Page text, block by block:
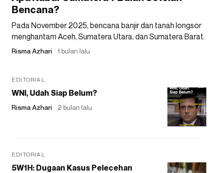
Bencana?
Pada November 2025, bencana banjir dan tanah longsor
menghantam Aceh, Sumatera Utara, dan Sumatera Barat.
Risma Azhari 1 bulan lalu
EDITORIAL
WNI, Udah Siap Belum?
Risma Azhari 2 bulan lalu
EDITORIAL
5W1H: Dugaan Kasus Pelecehan